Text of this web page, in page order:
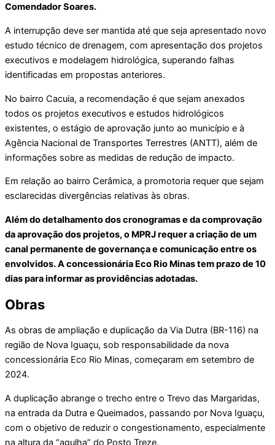
Comendador Soares.
A interrupção deve ser mantida até que seja apresentado novo
estudo técnico de drenagem, com apresentação dos projetos
executivos e modelagem hidrológica, superando falhas
identificadas em propostas anteriores.
No bairro Cacuia, a recomendação é que sejam anexados
todos os projetos executivos e estudos hidrológicos
existentes, o estágio de aprovação junto ao município e à
Agência Nacional de Transportes Terrestres (ANTT), além de
informações sobre as medidas de redução de impacto.
Em relação ao bairro Cerâmica, a promotoria requer que sejam
esclarecidas divergências relativas às obras.
Além do detalhamento dos cronogramas e da comprovação
da aprovação dos projetos, o MPRJ requer a criação de um
canal permanente de governança e comunicação entre os
envolvidos. A concessionária Eco Rio Minas tem prazo de 10
dias para informar as providências adotadas.
Obras
As obras de ampliação e duplicação da Via Dutra (BR-116) na
região de Nova Iguaçu, sob responsabilidade da nova
concessionária Eco Rio Minas, começaram em setembro de
2024.
A duplicação abrange o trecho entre o Trevo das Margaridas,
na entrada da Dutra e Queimados, passando por Nova Iguaçu,
com o objetivo de reduzir o congestionamento, especialmente
na altura da “agulha” do Posto Treze.